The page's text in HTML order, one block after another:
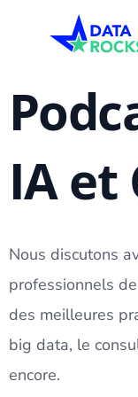
IA et
Nous discutons
professionnels
des meilleures
big data, le
encore.